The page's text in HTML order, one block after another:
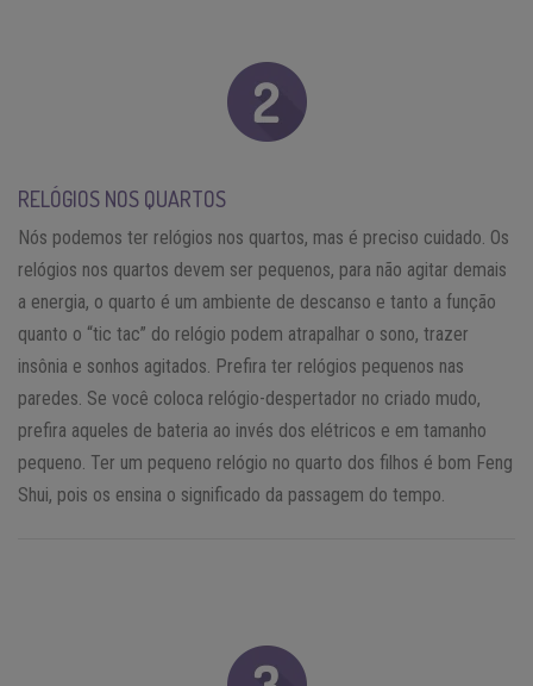
RELÓGIOS NOS QUARTOS
Nós podemos ter relógios nos quartos, mas é preciso cuidado. Os
relógios nos quartos devem ser pequenos, para não agitar demais
a energia, o quarto é um ambiente de descanso e tanto a função
quanto o “tic tac” do relógio podem atrapalhar o sono, trazer
insônia e sonhos agitados. Prefira ter relógios pequenos nas
paredes. Se você coloca relógio-despertador no criado mudo,
prefira aqueles de bateria ao invés dos elétricos e em tamanho
pequeno. Ter um pequeno relógio no quarto dos filhos é bom Feng
Shui, pois os ensina o significado da passagem do tempo.